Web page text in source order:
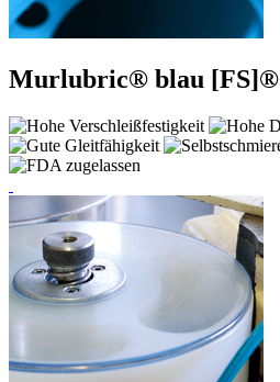
Murlubric® blau [FS]®